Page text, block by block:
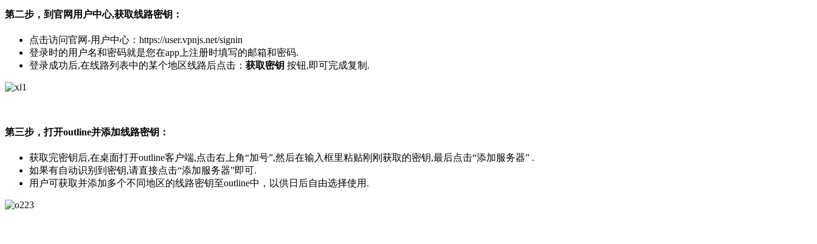
第二步，到官网用户中心,获取线路密钥：
点击访问官网-用户中心：https://user.vpnjs.net/signin
登录时的用户名和密码就是您在app上注册时填写的邮箱和密码.
登录成功后,在线路列表中的某个地区线路后点击： 获取密钥 按钮,即可完成复制.
第三步，打开outline并添加线路密钥：
获取完密钥后,在桌面打开outline客户端,点击右上角“加号”,然后在输入框里粘贴刚刚获取的密钥,最后点击“添加服务器” .
如果有自动识别到密钥,请直接点击“添加服务器”即可.
用户可获取并添加多个不同地区的线路密钥至outline中，以供日后自由选择使用.